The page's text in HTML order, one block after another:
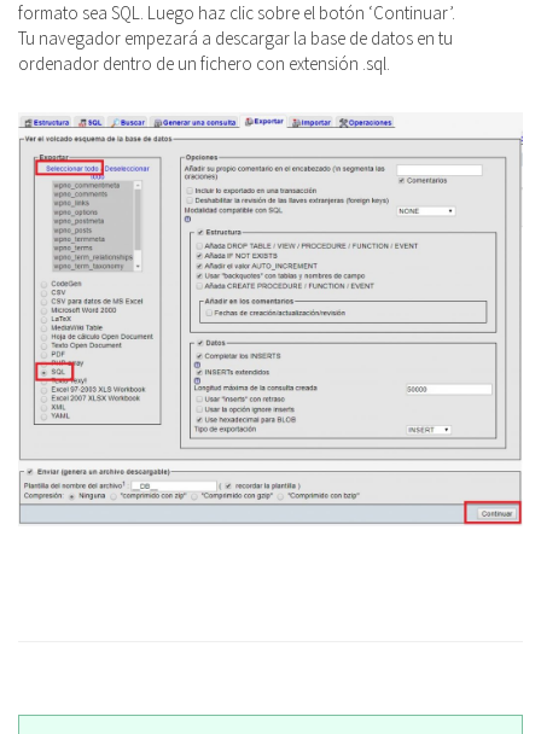
formato sea SQL. Luego haz clic sobre el botón ‘Continuar’.
Tu navegador empezará a descargar la base de datos en tu
ordenador dentro de un fichero con extensión .sql.